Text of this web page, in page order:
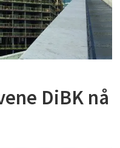
DiBK nå